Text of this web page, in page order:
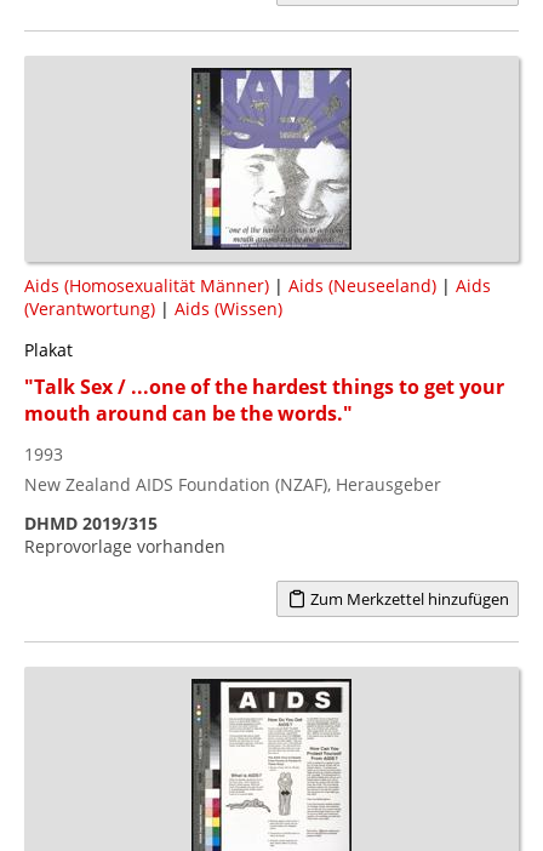
Aids (Homosexualität Männer) | Aids (Neuseeland) | Aids
(Verantwortung) | Aids (Wissen)
Plakat
"Talk Sex / ...one of the hardest things to get your
mouth around can be the words."
1993
New Zealand AIDS Foundation (NZAF), Herausgeber
DHMD 2019/315
Reprovorlage vorhanden
Zum Merkzettel hinzufügen